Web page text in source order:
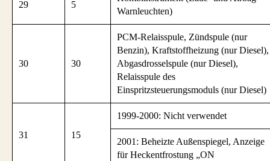
29 5
Warnleuchten)
30 30
PCM-Relaisspule, Zündspule (nur
Benzin), Kraftstoffheizung (nur Diesel),
Abgasdrosselspule (nur Diesel),
Relaisspule des
Einspritzsteuerungsmoduls (nur Diesel)
31 15
1999-2000: Nicht verwendet
2001: Beheizte Außenspiegel, Anzeige
für Heckentfrostung „ON